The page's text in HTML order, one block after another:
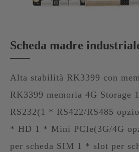
Scheda madre
Alta stabilità RK3399 con
RK3399 memoria 4G Storage
RS232(1 * RS422/RS485
* HD 1 * Mini PCIe(3G/4G
per scheda SIM 1 * slot per